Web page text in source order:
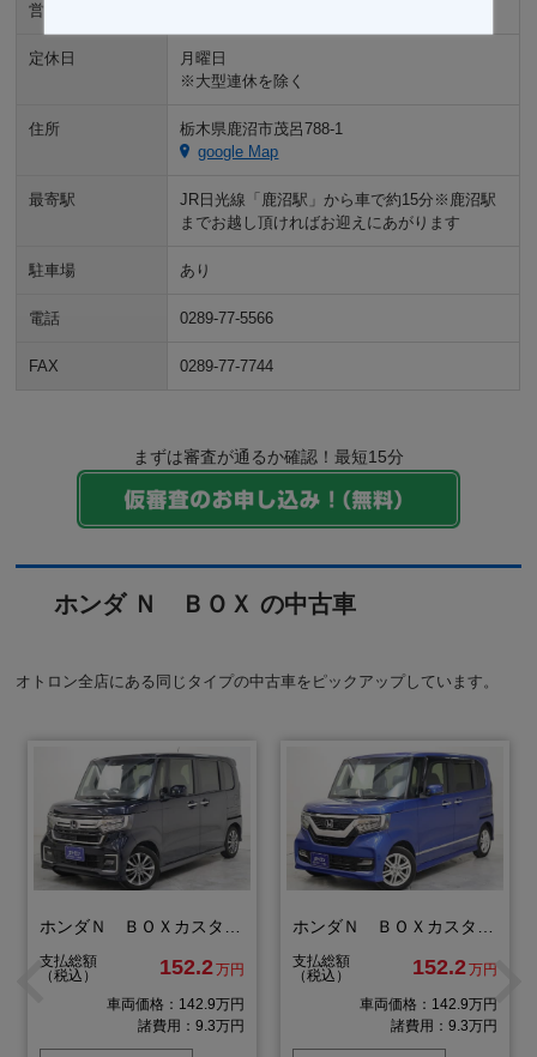
営業時間
定休日
月曜日
※大型連休を除く
住所
栃木県鹿沼市茂呂788-1
google Map
最寄駅
JR日光線「鹿沼駅」から車で約15分※鹿沼駅
までお越し頂ければお迎えにあがります
駐車場 あり
電話 0289-77-5566
FAX 0289-77-7744
まずは審査が通るか確認！最短15分
ホンダ Ｎ ＢＯＸ の中古車
オトロン全店にある同じタイプの中古車をピックアップしています。
ホンダＮ ＢＯＸカスタム Ｌ
支払総額
（税込）
152.2万円
車両価格：142.9万円
諸費用：9.3万円
ホンダＮ ＢＯＸカスタム Ｇ Ｌ ホンダセンシング
支払総額
（税込）
152.2万円
車両価格：142.9万円
諸費用：9.3万円